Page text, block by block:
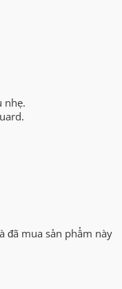
nhẹ.
đã mua sản phẩm này